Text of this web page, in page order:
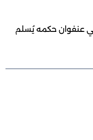
عنفوان حكمه يُسلم